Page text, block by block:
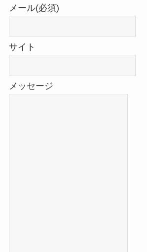
メール(必須)
サイト
メッセージ